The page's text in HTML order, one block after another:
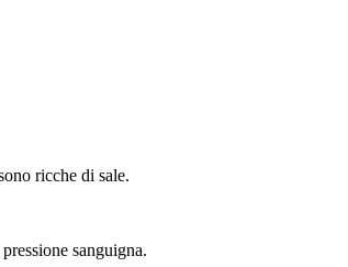
ricche di sale.
sanguigna.